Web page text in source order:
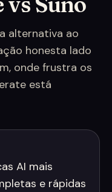
alternativa ao
honesta lado
onde frustra os
está
AI mais
e rápidas